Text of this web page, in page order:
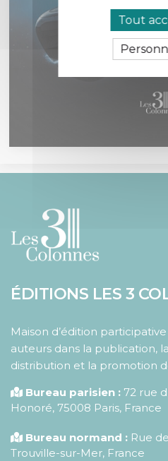
ÉDITIONS LES 3
Maison d’édition
auteurs dans la publication,
distribution et la promotion
Bureau parisien : 72 rue
Honoré, 75008 Paris, France
Bureau normand : Rue
Trouville-sur-Mer, France
Tout